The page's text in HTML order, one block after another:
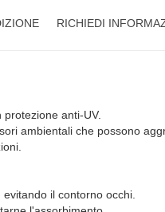
RICHIEDI
anti-UV.
ambientali che possono
il contorno occhi.